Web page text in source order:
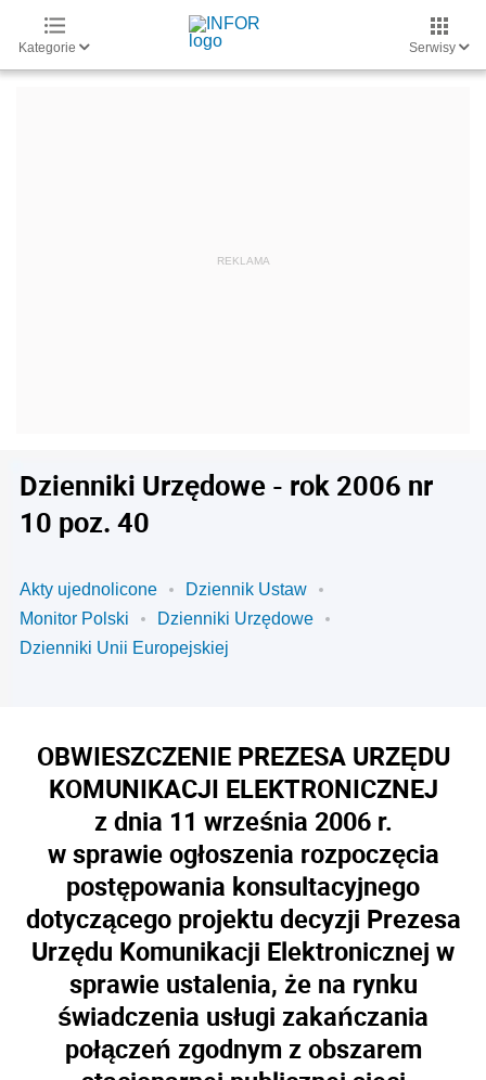
Kategorie Serwisy
Dzienniki Urzędowe - rok 2006 nr
10 poz. 40
Akty ujednolicone
Dziennik Ustaw
Monitor Polski
Dzienniki Urzędowe
Dzienniki Unii Europejskiej
OBWIESZCZENIE PREZESA URZĘDU
KOMUNIKACJI ELEKTRONICZNEJ
z dnia 11 września 2006 r.
w sprawie ogłoszenia rozpoczęcia
postępowania konsultacyjnego
dotyczącego projektu decyzji Prezesa
Urzędu Komunikacji Elektronicznej w
sprawie ustalenia, że na rynku
świadczenia usługi zakańczania
połączeń zgodnym z obszarem